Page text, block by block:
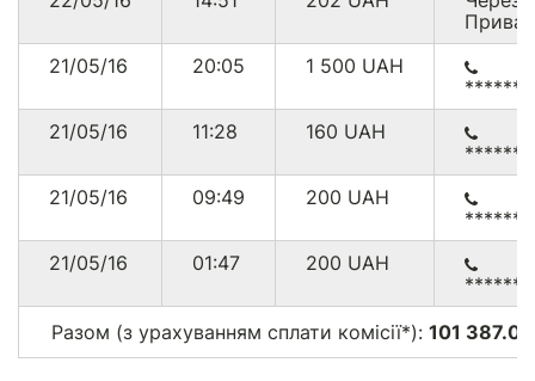
21/05/16
20:05 1 500 UAH
21/05/16
11:28 160 UAH
21/05/16
09:49 200 UAH
21/05/16
01:47 200 UAH
Разом (з урахуванням сплати комісії*): 101 387.00